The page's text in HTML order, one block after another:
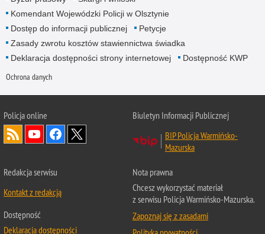
Komendant Wojewódzki Policji w Olsztynie
Dostęp do informacji publicznej
Petycje
Zasady zwrotu kosztów stawiennictwa świadka
Deklaracja dostępności strony internetowej
Dostępność KWP
Ochrona danych
Policja online
Biuletyn Informacji Publicznej
BIP Policja Warmińsko-
Mazurska
Redakcja serwisu
Kontakt z redakcją
Dostępność
Deklaracja dostępności
Nota prawna
Chcesz wykorzystać materiał
z serwisu Policja Warmińsko-Mazurska.
Zapoznaj się z zasadami